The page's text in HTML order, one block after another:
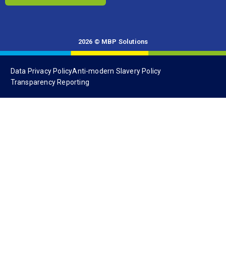
2026 © MBP Solutions
Data Privacy PolicyAnti-modern Slavery Policy
Transparency Reporting